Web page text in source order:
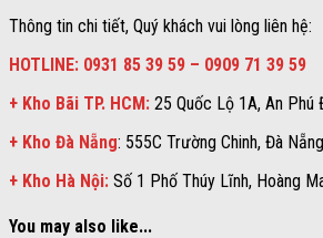
Thông tin chi tiết, Quý khách vui lòng liên hệ:
HOTLINE: 0931 85 39 59 – 0909 71 39 59
+ Kho Bãi TP. HCM: 25 Quốc Lộ 1A, An Phú
+ Kho Đà Nẵng: 555C Trường Chinh, Đà Nẵng
+ Kho Hà Nội: Số 1 Phố Thúy Lĩnh, Hoàng
You may also like...